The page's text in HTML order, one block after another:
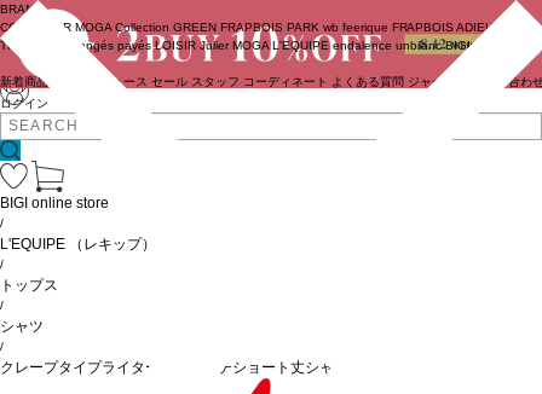
ログイン
BRAND
COUTURIER MOGA Collection GREEN FRAPBOIS PARK wb feerique FRAPBOIS ADIEU
TRISTESSE
congés payés LOISIR Julier MOGA L'EQUIPE endalence unbilanc BIGI online store
新着商品 ニュース セール スタッフ コーディネート よくある質問 ジャーナル お問い合わ
BIGI online store
/
L'EQUIPE （レキップ）
/
トップス
/
シャツ
/
クレープタイプライターストレッチショート丈シャツ